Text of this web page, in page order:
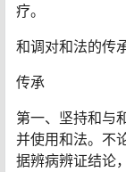
疗。
和调对和法的传
传承
第一、坚持和与
并使用和法。不
据辨病辨证结论